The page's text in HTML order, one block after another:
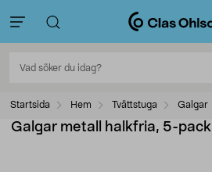
Startsida Hem Tvättstuga Galgar
Galgar metall halkfria, 5-pack